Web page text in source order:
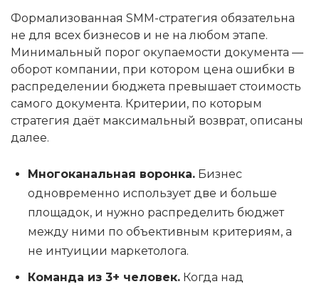
Формализованная SMM-стратегия обязательна
не для всех бизнесов и не на любом этапе.
Минимальный порог окупаемости документа —
оборот компании, при котором цена ошибки в
распределении бюджета превышает стоимость
самого документа. Критерии, по которым
стратегия даёт максимальный возврат, описаны
далее.
Многоканальная воронка. Бизнес
одновременно использует две и больше
площадок, и нужно распределить бюджет
между ними по объективным критериям, а
не интуиции маркетолога.
Команда из 3+ человек. Когда над